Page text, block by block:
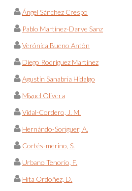
Ángel Sánchez Crespo
Pablo Martínez-Darve Sanz
Verónica Bueno Antón
Diego Rodríguez Martínez
Agustín Sanabria Hidalgo
Miguel Olivera
Vidal-Cordero, J. M.
Hernándo-Soriguer, A.
Cortés-merino, S.
Urbano Tenorio, F.
Hita Ordoñez, D.